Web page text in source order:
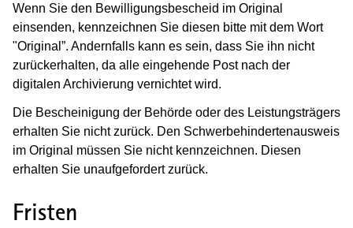
Wenn Sie den Bewilligungsbescheid im Original
einsenden, kennzeichnen Sie diesen bitte mit dem Wort
"Original”. Andernfalls kann es sein, dass Sie ihn nicht
zurückerhalten, da alle eingehende Post nach der
digitalen Archivierung vernichtet wird.
Die Bescheinigung der Behörde oder des Leistungsträgers
erhalten Sie nicht zurück. Den Schwerbehindertenausweis
im Original müssen Sie nicht kennzeichnen. Diesen
erhalten Sie unaufgefordert zurück.
Fristen